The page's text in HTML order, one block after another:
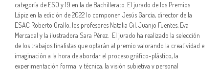
categoría de ESO y 19 en la de Bachillerato. El jurado de los Premios
Lápiz en la edición de 2022 lo componen Jesús García, director de la
ESAC Roberto Orallo, los profesores Natalia Gil, Juanjo Fuentes, Eva
Mercadal y la ilustradora Sara Pérez. El jurado ha realizado la selección
de los trabajos finalistas que optarán al premio valorando la creatividad e
imaginación a la hora de abordar el proceso gráfico-plástico, la
experimentación formal y técnica, la visión subjetiva y personal